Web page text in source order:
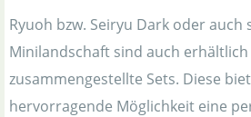
Ryuoh bzw. Seiryu Dark oder auch
Minilandschaft sind auch
zusammengestellte Sets. Diese
hervorragende Möglichkeit eine